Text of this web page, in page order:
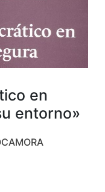
en
entorno»